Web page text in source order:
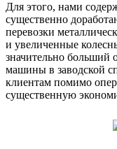
Для этого, нами
существенно
перевозки
и увеличенные
значительно больший
машины в заводской
клиентам помимо
существенную